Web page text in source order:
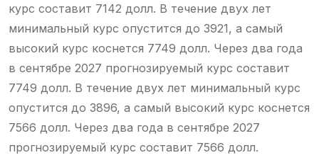
курс составит 7142 долл. В течение двух лет
минимальный курс опустится до 3921, а самый
высокий курс коснется 7749 долл. Через два года
в сентябре 2027 прогнозируемый курс составит
7749 долл. В течение двух лет минимальный курс
опустится до 3896, а самый высокий курс коснется
7566 долл. Через два года в сентябре 2027
прогнозируемый курс составит 7566 долл.